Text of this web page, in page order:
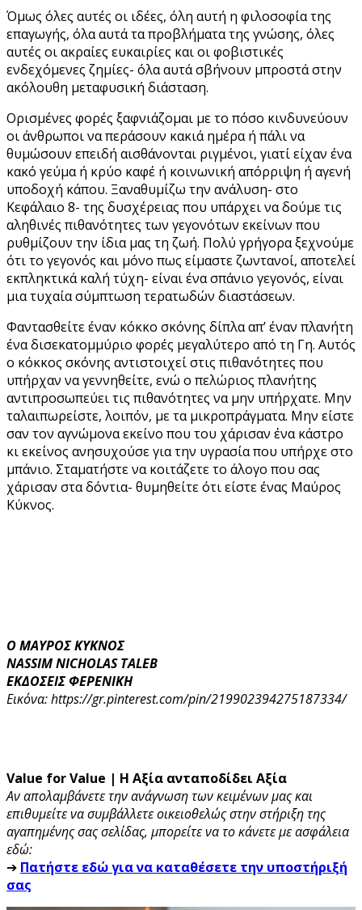
Όμως όλες αυτές οι ιδέες, όλη αυτή η φιλοσοφία της
επαγωγής, όλα αυτά τα προβλήματα της γνώσης, όλες
αυτές οι ακραίες ευκαιρίες και οι φοβιστικές
ενδεχόμενες ζημίες- όλα αυτά σβήνουν μπροστά στην
ακόλουθη μεταφυσική διάσταση.
Ορισμένες φορές ξαφνιάζομαι με το πόσο κινδυνεύουν
οι άνθρωποι να περάσουν κακιά ημέρα ή πάλι να
θυμώσουν επειδή αισθάνονται ριγμένοι, γιατί είχαν ένα
κακό γεύμα ή κρύο καφέ ή κοινωνική απόρριψη ή αγενή
υποδοχή κάπου. Ξαναθυμίζω την ανάλυση- στο
Κεφάλαιο 8- της δυσχέρειας που υπάρχει να δούμε τις
αληθινές πιθανότητες των γεγονότων εκείνων που
ρυθμίζουν την ίδια μας τη ζωή. Πολύ γρήγορα ξεχνούμε
ότι το γεγονός και μόνο πως είμαστε ζωντανοί, αποτελεί
εκπληκτικά καλή τύχη- είναι ένα σπάνιο γεγονός, είναι
μια τυχαία σύμπτωση τερατωδών διαστάσεων.
Φαντασθείτε έναν κόκκο σκόνης δίπλα απ’ έναν πλανήτη
ένα δισεκατομμύριο φορές μεγαλύτερο από τη Γη. Αυτός
ο κόκκος σκόνης αντιστοιχεί στις πιθανότητες που
υπήρχαν να γεννηθείτε, ενώ ο πελώριος πλανήτης
αντιπροσωπεύει τις πιθανότητες να μην υπήρχατε. Μην
ταλαιπωρείστε, λοιπόν, με τα μικροπράγματα. Μην είστε
σαν τον αγνώμονα εκείνο που του χάρισαν ένα κάστρο
κι εκείνος ανησυχούσε για την υγρασία που υπήρχε στο
μπάνιο. Σταματήστε να κοιτάζετε το άλογο που σας
χάρισαν στα δόντια- θυμηθείτε ότι είστε ένας Μαύρος
Κύκνος.
Ο ΜΑΥΡΟΣ ΚΥΚΝΟΣ
NASSIM NICHOLAS TALEB
ΕΚΔΟΣΕΙΣ ΦΕΡΕΝΙΚΗ
Εικόνα: https://gr.pinterest.com/pin/219902394275187334/
Value for Value | Η Αξία ανταποδίδει Αξία
Αν απολαμβάνετε την ανάγνωση των κειμένων μας και
επιθυμείτε να συμβάλλετε οικειοθελώς στην στήριξη της
αγαπημένης σας σελίδας, μπορείτε να το κάνετε με ασφάλεια
εδώ:
➔ Πατήστε εδώ για να καταθέσετε την υποστήριξή
σας